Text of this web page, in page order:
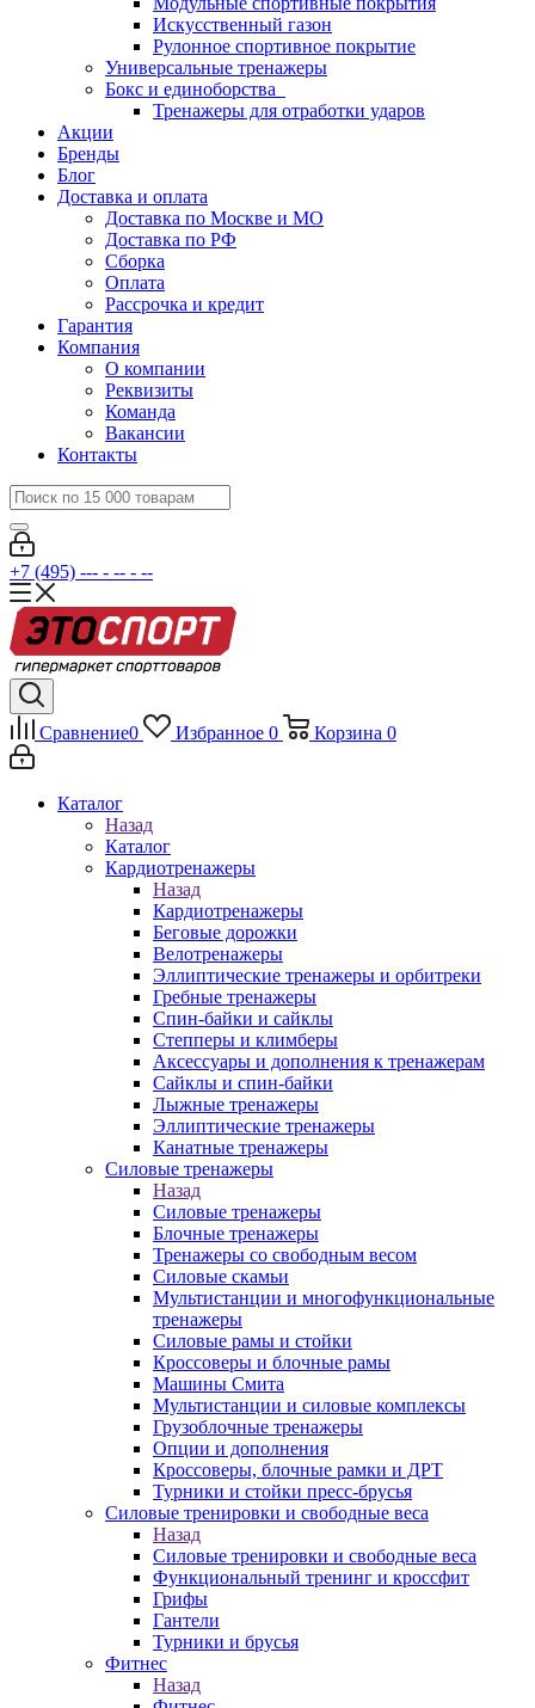
Искусственный газон
Рулонное спортивное покрытие
Универсальные тренажеры
Бокс и единоборства
Тренажеры для отработки ударов
Акции
Бренды
Блог
Доставка и оплата
Доставка по Москве и МО
Доставка по РФ
Сборка
Оплата
Рассрочка и кредит
Гарантия
Компания
О компании
Реквизиты
Команда
Вакансии
Контакты
+7 (495) --- - -- - --
Сравнение0 Избранное 0 Корзина 0
Каталог
Назад
Каталог
Кардиотренажеры
Назад
Кардиотренажеры
Беговые дорожки
Велотренажеры
Эллиптические тренажеры и орбитреки
Гребные тренажеры
Спин-байки и сайклы
Степперы и климберы
Аксессуары и дополнения к тренажерам
Сайклы и спин-байки
Лыжные тренажеры
Эллиптические тренажеры
Канатные тренажеры
Силовые тренажеры
Назад
Силовые тренажеры
Блочные тренажеры
Тренажеры со свободным весом
Силовые скамьи
Мультистанции и многофункциональные
тренажеры
Силовые рамы и стойки
Кроссоверы и блочные рамы
Машины Смита
Мультистанции и силовые комплексы
Грузоблочные тренажеры
Опции и дополнения
Кроссоверы, блочные рамки и ДРТ
Турники и стойки пресс-брусья
Силовые тренировки и свободные веса
Назад
Силовые тренировки и свободные веса
Функциональный тренинг и кроссфит
Грифы
Гантели
Турники и брусья
Фитнес
Назад